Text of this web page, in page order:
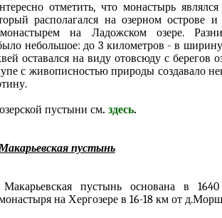
отметить, что монастырь
располагался на озерном острове
на Ладожском озере.
небольшое: до 3 километров - в
оставался на виду отовсюду с берегов
с живописностью природы создавало
пустыни см. здесь.
пустынь
Макарьевская пустынь основана в
на Хергозере в 16-18 км от